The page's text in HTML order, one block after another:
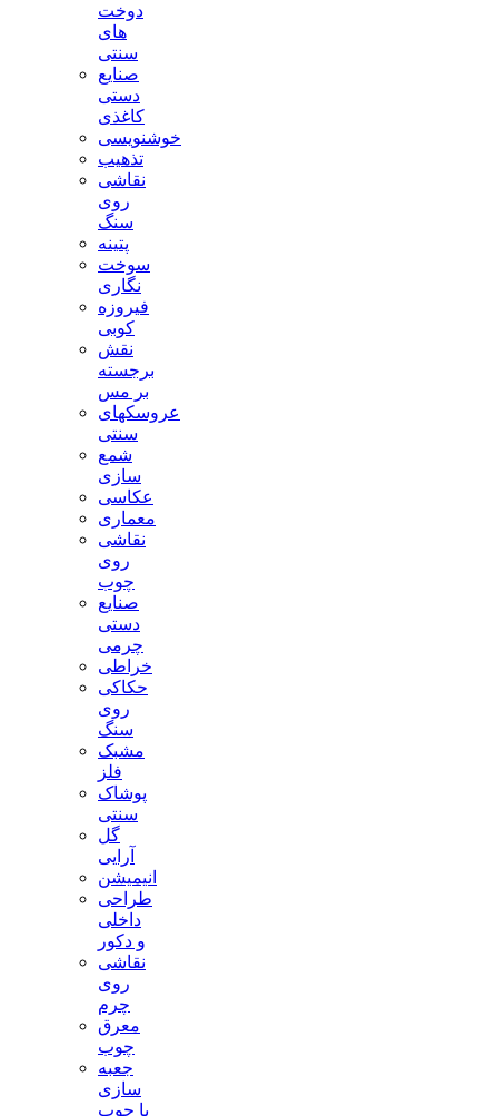
دوخت
های
سنتی
صنایع
دستی
کاغذی
خوشنویسی
تذهیب
نقاشی
روی
سنگ
پتینه
سوخت
نگاری
فیروزه
کوبی
نقش
برجسته
بر مس
عروسکهای
سنتی
شمع
سازی
عکاسی
معماری
نقاشی
روی
چوب
صنایع
دستی
چرمی
خراطی
حکاکی
روی
سنگ
مشبک
فلز
پوشاک
سنتی
گل
آرایی
انیمیشن
طراحی
داخلی
و دکور
نقاشی
روی
چرم
معرق
چوب
جعبه
سازی
با چوب